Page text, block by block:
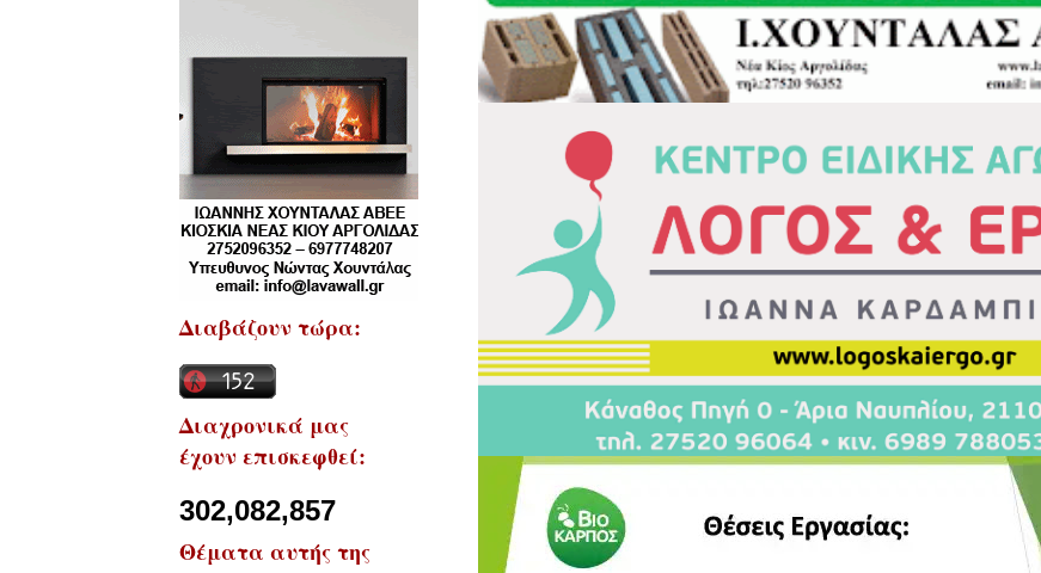
Διαβάζουν τώρα:
Διαχρονικά μας
έχουν επισκεφθεί:
302,082,857
Θέματα αυτής της